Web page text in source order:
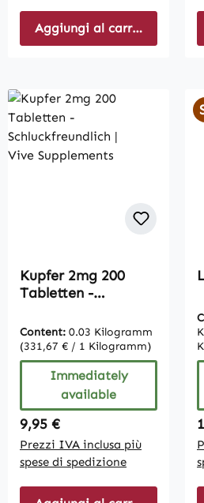
Aggiungi al carrello
Kupfer 2mg 200
Tabletten -
Vive Supplements
Content: 0.03 Kilogramm
(331,67 € / 1 Kilogramm)
Immediately
available
Regular price:
9,95 €
Prezzi IVA inclusa più
spese di spedizione